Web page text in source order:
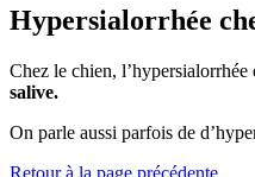
Hypersialorrhée
Chez le chien, l’hypersialorrhée
salive.
On parle aussi parfois de
Retour à la page précédente